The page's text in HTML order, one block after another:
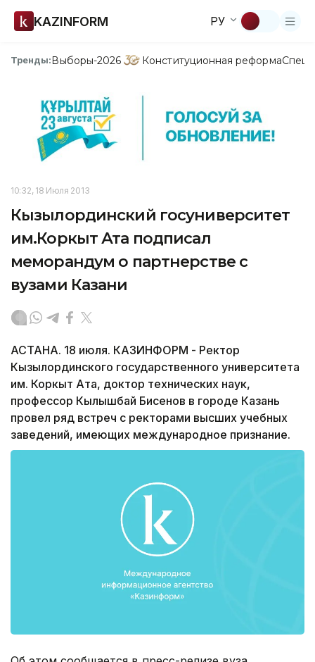
KAZINFORM РУ
Тренды:Выборы-2026 Конституционная реформа
10:32, 18 Июля 2013
Кызылординский госуниверситет
им.Коркыт Ата подписал
меморандум о партнерстве с
вузами Казани
АСТАНА. 18 июля. КАЗИНФОРМ - Ректор
Кызылординского государственного университета
им. Коркыт Ата, доктор технических наук,
профессор Кылышбай Бисенов в городе Казань
провел ряд встреч с ректорами высших учебных
заведений, имеющих международное признание.